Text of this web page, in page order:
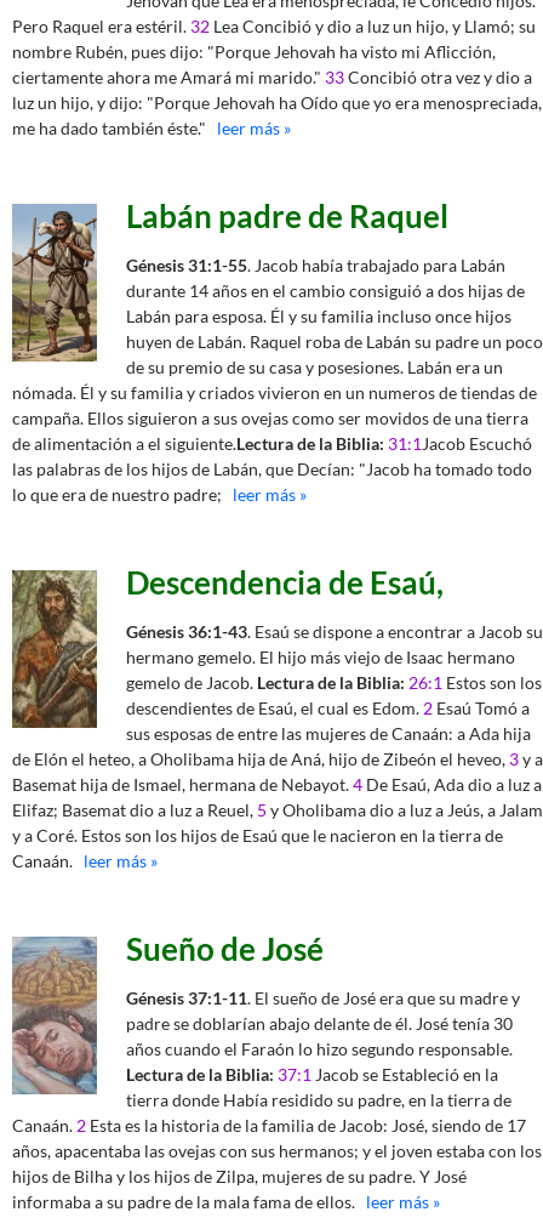
Pero Raquel era estéril. 32 Lea Concibió y dio a luz un hijo, y Llamó; su
nombre Rubén, pues dijo: "Porque Jehovah ha visto mi Aflicción,
ciertamente ahora me Amará mi marido." 33Concibió otra vez y dio a
luz un hijo, y dijo: "Porque Jehovah ha Oído que yo era menospreciada,
me ha dado también éste."
leer más »
Labán padre de Raquel
Génesis 31:1-55. Jacob había trabajado para Labán
durante 14 años en el cambio consiguió a dos hijas de
Labán para esposa. Él y su familia incluso once hijos
huyen de Labán. Raquel roba de Labán su padre un poco
de su premio de su casa y posesiones. Labán era un
nómada. Él y su familia y criados vivieron en un numeros de tiendas de
campaña. Ellos siguieron a sus ovejas como ser movidos de una tierra
de alimentación a el siguiente.Lectura de la Biblia: 31:1 Jacob Escuchó
las palabras de los hijos de Labán, que Decían: "Jacob ha tomado todo
lo que era de nuestro padre;
leer más »
Descendencia de Esaú,
Génesis 36:1-43. Esaú se dispone a encontrar a Jacob su
hermano gemelo. El hijo más viejo de Isaac hermano
gemelo de Jacob. Lectura de la Biblia: 26:1 Estos son los
descendientes de Esaú, el cual es Edom. 2 Esaú Tomó a
sus esposas de entre las mujeres de Canaán: a Ada hija
de Elón el heteo, a Oholibama hija de Aná, hijo de Zibeón el heveo, 3y a
Basemat hija de Ismael, hermana de Nebayot.4 De Esaú, Ada dio a luz a
Elifaz; Basemat dio a luz a Reuel, 5 y Oholibama dio a luz a Jeús, a Jalam
y a Coré. Estos son los hijos de Esaú que le nacieron en la tierra de
Canaán. leer más »
Sueño de José
Génesis 37:1-11. El sueño de José era que su madre y
padre se doblarían abajo delante de él. José tenía 30
años cuando el Faraón lo hizo segundo responsable.
Lectura de la Biblia: 37:1 Jacob se Estableció en la
tierra donde Había residido su padre, en la tierra de
Canaán. 2 Esta es la historia de la familia de Jacob: José, siendo de 17
años, apacentaba las ovejas con sus hermanos; y el joven estaba con los
hijos de Bilha y los hijos de Zilpa, mujeres de su padre. Y José
informaba a su padre de la mala fama de ellos. leer más »